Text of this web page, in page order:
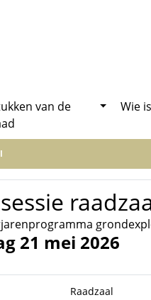
van de
Wie
21 mei 2026
Raadzaal